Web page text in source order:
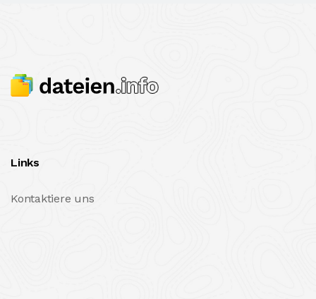
Links
Kontaktiere uns